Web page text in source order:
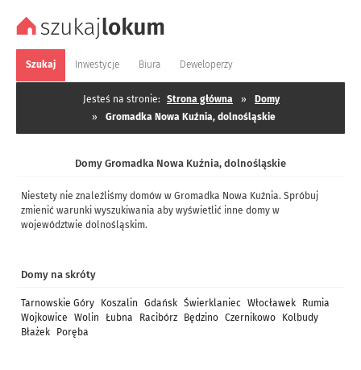
Szukaj Inwestycje Biura Deweloperzy
Jesteś na stronie: Strona główna »
Domy
»
Gromadka Nowa Kuźnia, dolnośląskie
Domy Gromadka Nowa Kuźnia, dolnośląskie
Niestety nie znaleźliśmy domów w Gromadka Nowa Kuźnia. Spróbuj
zmienić warunki wyszukiwania aby wyświetlić inne domy w
województwie dolnośląskim.
Domy na skróty
Tarnowskie Góry Koszalin Gdańsk Świerklaniec Włocławek
Rumia
Wojkowice
Wolin Łubna Racibórz Będzino Czernikowo
Kolbudy
Błażek
Poręba